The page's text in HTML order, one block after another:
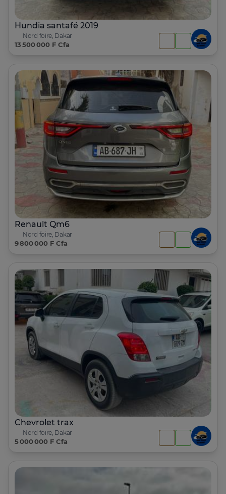
Hundia santafé 2019
Nord foire, Dakar
13 500 000 F Cfa
Renault Qm6
Nord foire, Dakar
9 800 000 F Cfa
Chevrolet trax
Nord foire, Dakar
5 000 000 F Cfa